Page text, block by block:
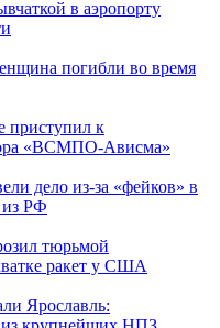
в аэропорту
погибли во время
приступил к
«ВСМПО-Ависма»
дело из-за «фейков» в
из РФ
тюрьмой
ракет у США
Ярославль: